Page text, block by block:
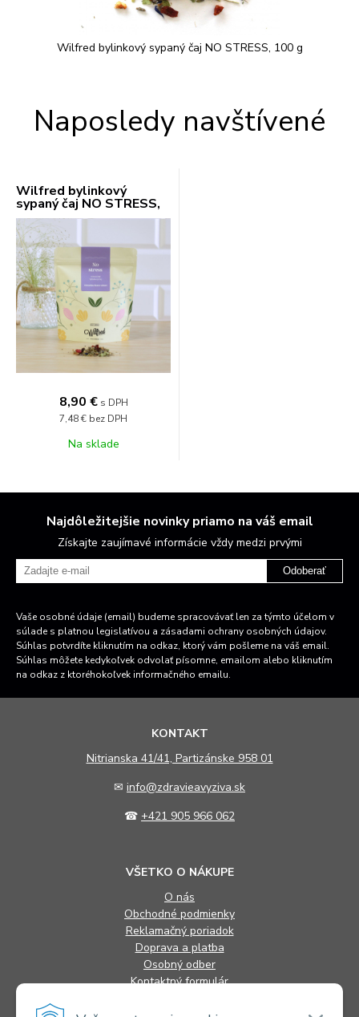
Wilfred bylinkový sypaný čaj NO STRESS, 100 g
Naposledy navštívené
Wilfred bylinkový
sypaný čaj NO STRESS,
100 g
8,90 € s DPH
7,48 € bez DPH
Na sklade
Najdôležitejšie novinky priamo na váš email
Získajte zaujímavé informácie vždy medzi prvými
Odoberať
Vaše osobné údaje (email) budeme spracovávať len za týmto účelom v
súlade s platnou legislatívou a zásadami ochrany osobných údajov.
Súhlas potvrdíte kliknutím na odkaz, ktorý vám pošleme na váš email.
Súhlas môžete kedykoľvek odvolať písomne, emailom alebo kliknutím
na odkaz z ktoréhokoľvek informačného emailu.
KONTAKT
Nitrianska 41/41, Partizánske 958 01
✉ info@zdravieavyziva.sk
☎ +421 905 966 062
VŠETKO O NÁKUPE
O nás
Obchodné podmienky
Reklamačný poriadok
Doprava a platba
Osobný odber
Kontaktný formulár